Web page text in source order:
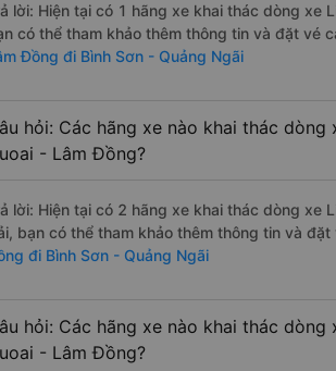
lời: Hiện tại có 1 hãng xe khai thác dòng xe
có thể tham khảo thêm thông tin và đặt vé
Đồng đi Bình Sơn - Quảng Ngãi
hỏi: Các hãng xe nào khai thác
- Lâm Đồng?
lời: Hiện tại có 2 hãng xe khai thác dòng xe
bạn có thể tham khảo thêm thông tin và
đi Bình Sơn - Quảng Ngãi
hỏi: Các hãng xe nào khai thác
- Lâm Đồng?